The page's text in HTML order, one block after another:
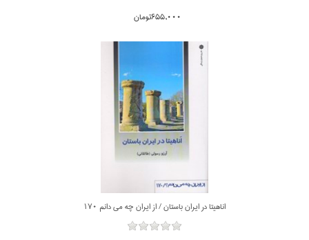
655,000تومان
اناهيتا در ايران باستان / از ايران چه مي دانم 170